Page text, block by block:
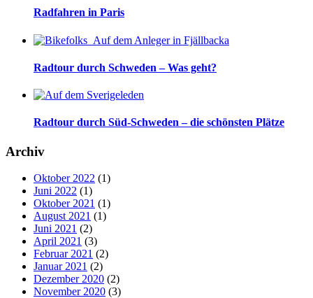
Radfahren in Paris
Radtour durch Schweden – Was geht?
Radtour durch Süd-Schweden – die schönsten Plätze
Archiv
Oktober 2022 (1)
Juni 2022 (1)
Oktober 2021 (1)
August 2021 (1)
Juni 2021 (2)
April 2021 (3)
Februar 2021 (2)
Januar 2021 (2)
Dezember 2020 (2)
November 2020 (3)